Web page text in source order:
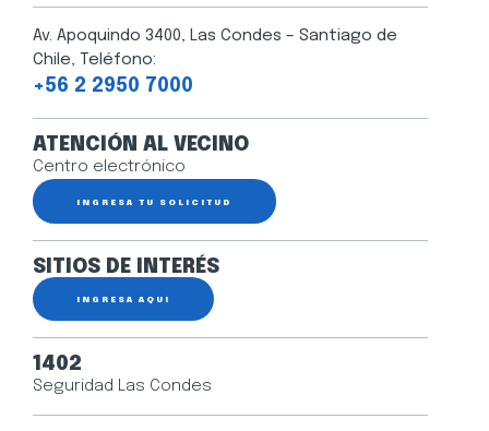
Av. Apoquindo 3400, Las Condes – Santiago de
Chile, Teléfono:
+56 2 2950 7000
ATENCIÓN AL VECINO
Centro electrónico
INGRESA TU SOLICITUD
SITIOS DE INTERÉS
INGRESA AQUÍ
1402
Seguridad Las Condes